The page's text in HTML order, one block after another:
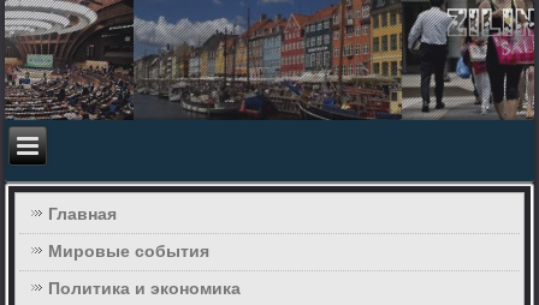
Главная
Мировые события
Политика и экономика